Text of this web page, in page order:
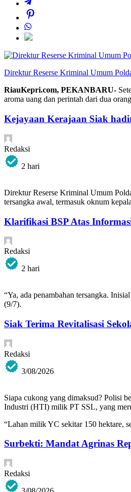
Direktur Reserse Kriminal Umum
RiauKepri.com, PEKANBARU-
aroma uang dan perintah dari dua
Kejayaan Kerajaan Siak
Redaksi
2 hari
Direktur Reserse Kriminal Umum
tersangka awal, termasuk oknum
Klarifikasi BSP Atas
Redaksi
2 hari
“Ya, ada penambahan tersangka.
(9/7).
Siak Terima Revitalisasi
Redaksi
3/08/2026
Siapa cukong yang dimaksud? Polisi
Industri (HTI) milik PT SSL, yang
“Lahan milik YC sekitar 150 hektare,
Surbekti: Mandat Agrinas
Redaksi